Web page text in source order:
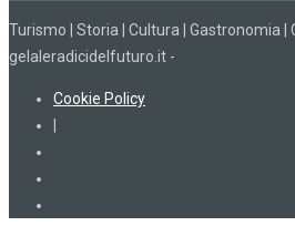
Turismo | Storia | Cultura | Gastronomia
gelaleradicidelfuturo.it -
Cookie Policy
|